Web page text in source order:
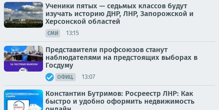
Ученики пятых — седьмых классов будут
изучать историю ДНР, ЛНР, Запорожской и
Херсонской областей
СМИ 13:15
Представители профсоюзов станут
наблюдателями на предстоящих выборах в
Госдуму
ОФИЦ. 13:07
Константин Бутримов: Росреестр ЛНР: Как
быстро и удобно оформить недвижимость